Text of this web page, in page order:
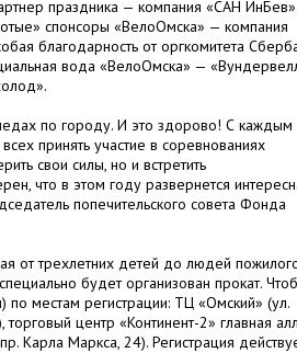
праздника — компания «САН ИнБев».
спонсоры «ВелоОмска» — компания
благодарность от оргкомитета
вода «ВелоОмска» —
по городу. И это здорово! С каждым
принять участие в соревнованиях
свои силы, но и встретить
что в этом году развернется
попечительского совета Фонда
от трехлетних детей до людей
будет организован прокат.
по местам регистрации: ТЦ «Омский» (ул.
центр «Континент-2» главная
Карла Маркса, 24). Регистрация